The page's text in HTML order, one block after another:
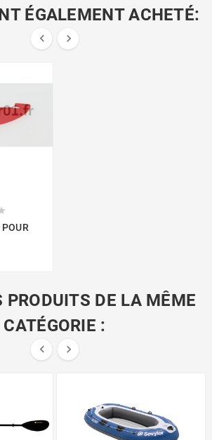
ÉGALEMENT ACHETÉ:
 
PRODUITS DE LA MÊME
CATÉGORIE :
 